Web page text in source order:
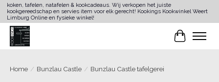
koken, tafelen, natafelen & kookcadeaus. Wij verkopen het juiste
kookgereedschap en servies item voor elk gerecht! Kookings Kookwinkel Weert
Limburg Online en fysieke winkel!
Home / Bunzlau Castle / Bunzlau Castle tafelgerei